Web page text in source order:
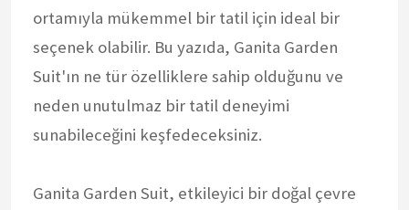
ortamıyla mükemmel bir tatil için ideal bir
seçenek olabilir. Bu yazıda, Ganita Garden
Suit'ın ne tür özelliklere sahip olduğunu ve
neden unutulmaz bir tatil deneyimi
sunabileceğini keşfedeceksiniz.
Ganita Garden Suit, etkileyici bir doğal çevre